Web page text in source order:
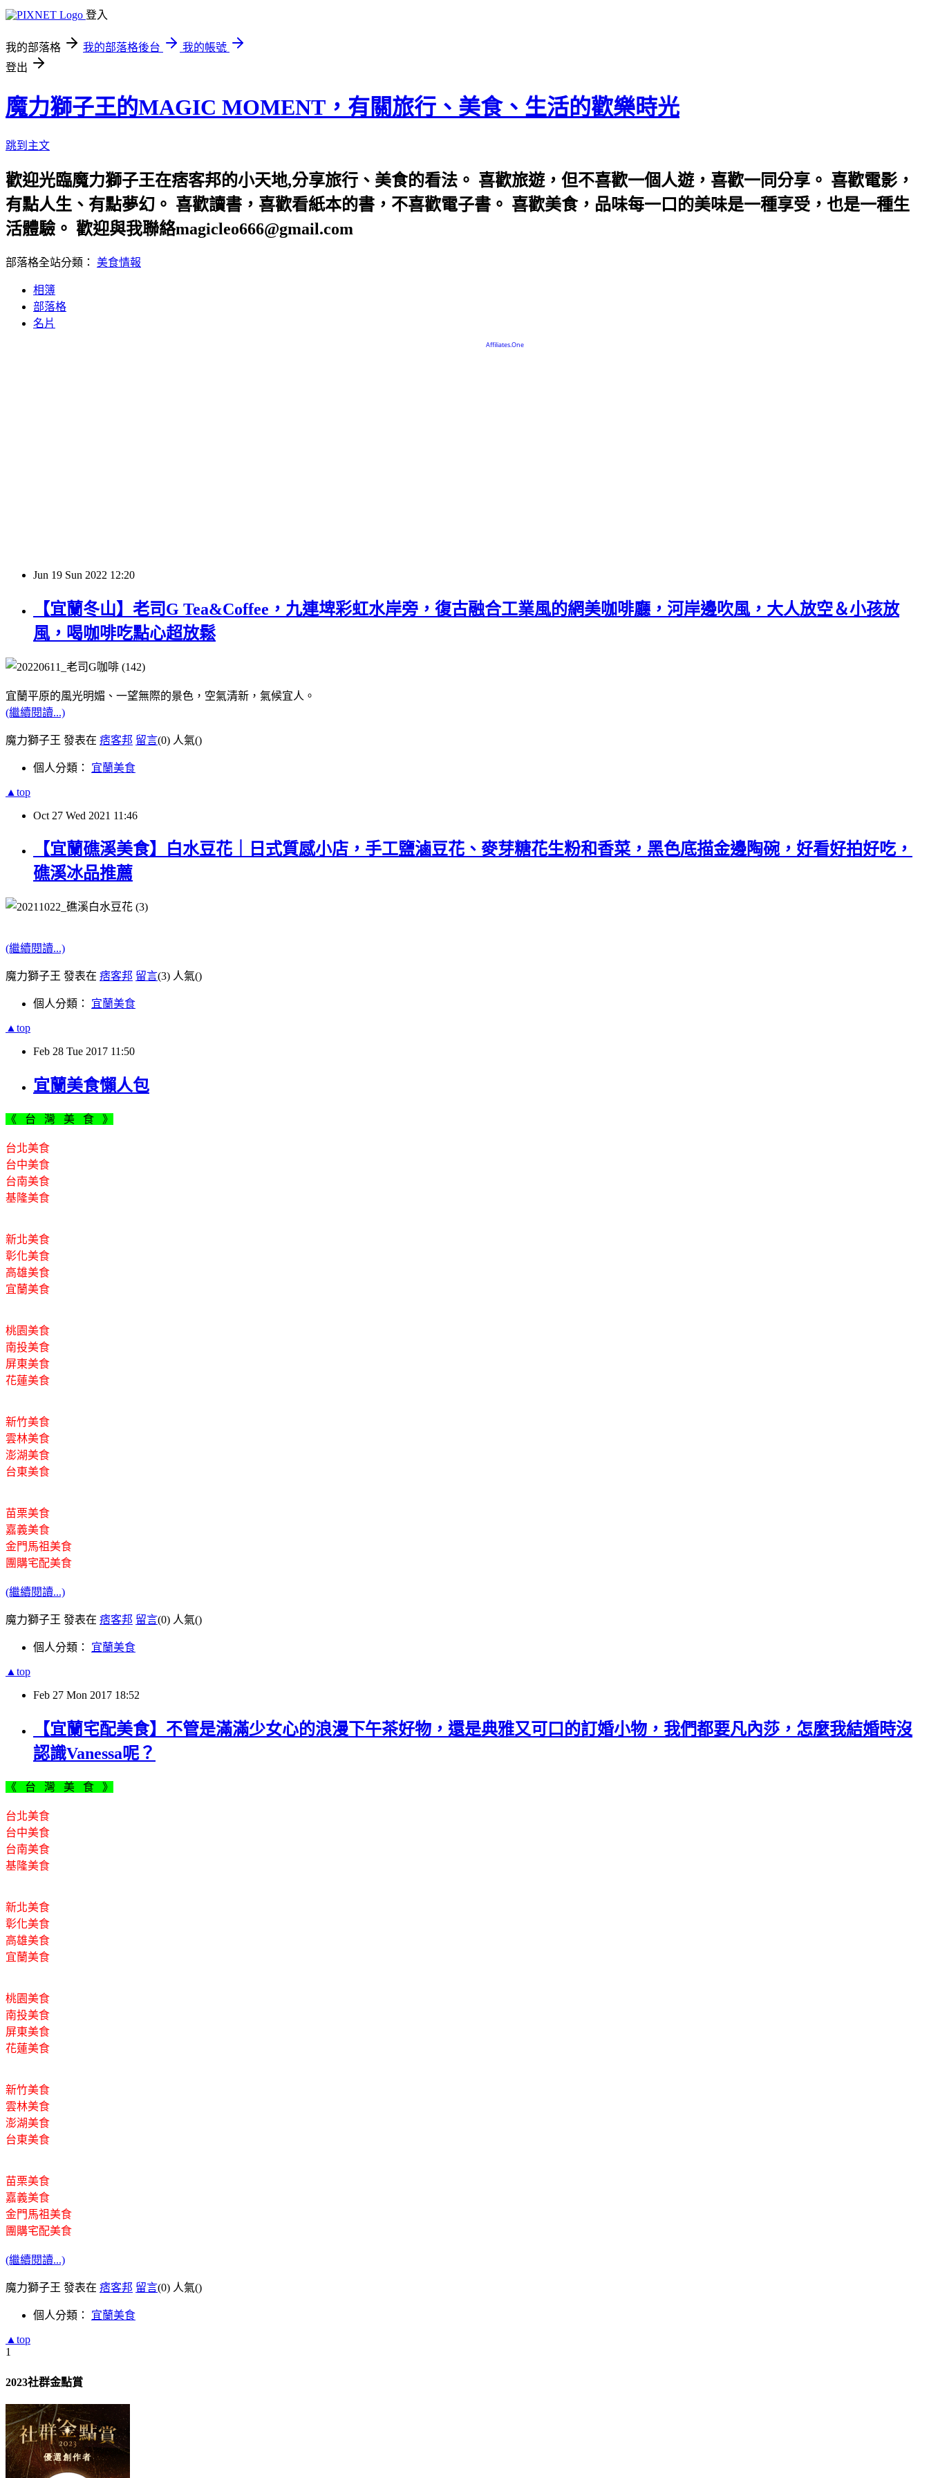
登入
我的部落格 我的部落格後台
我的帳號
登出
魔力獅子王的MAGIC MOMENT，有關旅行、美食、生活的歡樂時光
跳到主文
歡迎光臨魔力獅子王在痞客邦的小天地,分享旅行、美食的看法。 喜歡旅遊，但不喜歡一個人遊，喜歡一同分享。 喜歡電影，
有點人生、有點夢幻。 喜歡讀書，喜歡看紙本的書，不喜歡電子書。 喜歡美食，品味每一口的美味是一種享受，也是一種生
活體驗。 歡迎與我聯絡magicleo666@gmail.com
部落格全站分類： 美食情報
相簿
部落格
名片
Jun 19 Sun 2022 12:20
【宜蘭冬山】老司G Tea&Coffee，九連埤彩虹水岸旁，復古融合工業風的網美咖啡廳，河岸邊吹風，大人放空＆小孩放
風，喝咖啡吃點心超放鬆
宜蘭平原的風光明媚、一望無際的景色，空氣清新，氣候宜人。
(繼續閱讀...)
魔力獅子王 發表在 痞客邦 留言(0) 人氣()
個人分類： 宜蘭美食
▲top
Oct 27 Wed 2021 11:46
【宜蘭礁溪美食】白水豆花｜日式質感小店，手工鹽滷豆花、麥芽糖花生粉和香菜，黑色底描金邊陶碗，好看好拍好吃，
礁溪冰品推薦
(繼續閱讀...)
魔力獅子王 發表在 痞客邦 留言(3) 人氣()
個人分類： 宜蘭美食
▲top
Feb 28 Tue 2017 11:50
宜蘭美食懶人包
《 台 灣 美 食 》
台北美食
台中美食
台南美食
基隆美食
新北美食
彰化美食
高雄美食
宜蘭美食
桃園美食
南投美食
屏東美食
花蓮美食
新竹美食
雲林美食
澎湖美食
台東美食
苗栗美食
嘉義美食
金門馬祖美食
團購宅配美食
(繼續閱讀...)
魔力獅子王 發表在 痞客邦 留言(0) 人氣()
個人分類： 宜蘭美食
▲top
Feb 27 Mon 2017 18:52
【宜蘭宅配美食】不管是滿滿少女心的浪漫下午茶好物，還是典雅又可口的訂婚小物，我們都要凡內莎，怎麼我結婚時沒
認識Vanessa呢？
《 台 灣 美 食 》
台北美食
台中美食
台南美食
基隆美食
新北美食
彰化美食
高雄美食
宜蘭美食
桃園美食
南投美食
屏東美食
花蓮美食
新竹美食
雲林美食
澎湖美食
台東美食
苗栗美食
嘉義美食
金門馬祖美食
團購宅配美食
(繼續閱讀...)
魔力獅子王 發表在 痞客邦 留言(0) 人氣()
個人分類： 宜蘭美食
▲top
1
2023社群金點賞